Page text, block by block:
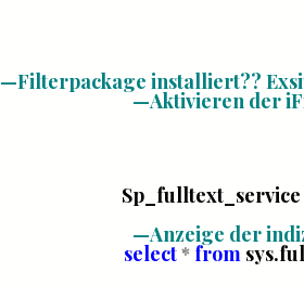
—Filterpackage installiert??
—Aktivieren der
Sp_fulltext_service
—Anzeige der
select* from